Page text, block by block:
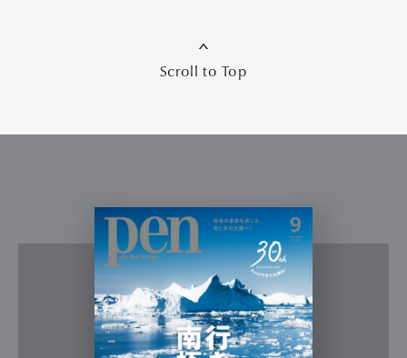
Scroll to Top